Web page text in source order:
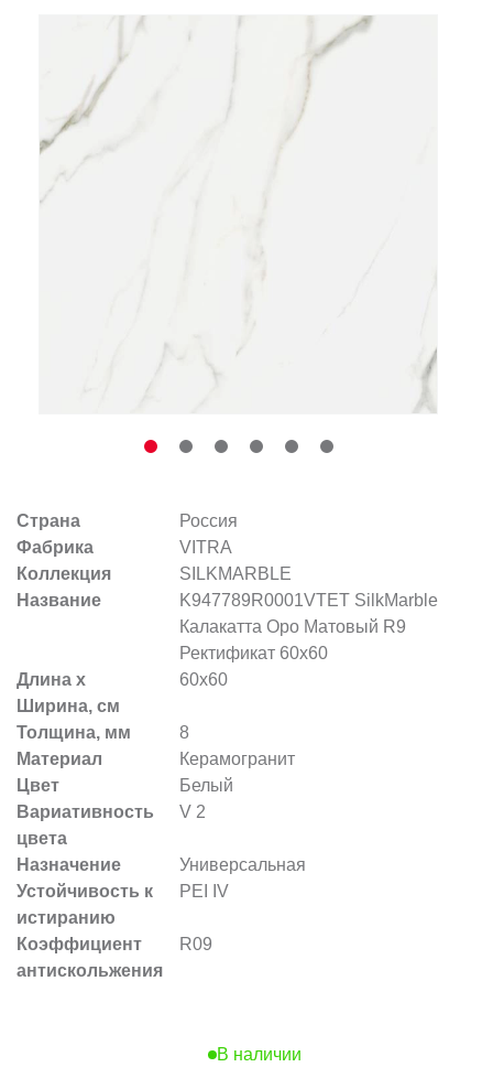
+7 (495) 532-06-30
Страна
Россия
Фабрика
VITRA
Коллекция
SILKMARBLE
Название
K947789R0001VTET SilkMarble
Калакатта Оро Матовый R9
Ректификат 60x60
Длина х
Ширина, см
60x60
Толщина, мм
8
Материал
Керамогранит
Цвет
Белый
Вариативность
цвета
V 2
Назначение
Универсальная
Устойчивость к
истиранию
PEI IV
Коэффициент
антискольжения
R09
В наличии